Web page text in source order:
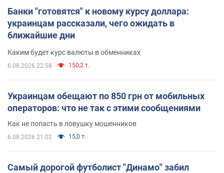
Банки "готовятся" к новому курсу доллара:
украинцам рассказали, чего ожидать в
ближайшие дни
Каким будет курс валюты в обменниках
6.08.2026 22:58 150,2 т.
Украинцам обещают по 850 грн от мобильных
операторов: что не так с этими сообщениями
Как не попасть в ловушку мошенников
6.08.2026 21:02 15,0 т.
Самый дорогой футболист "Динамо" забил